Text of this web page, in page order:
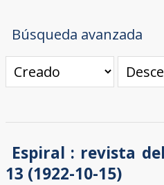
Búsqueda avanzada
Espiral : revista
13 (1922-10-15)